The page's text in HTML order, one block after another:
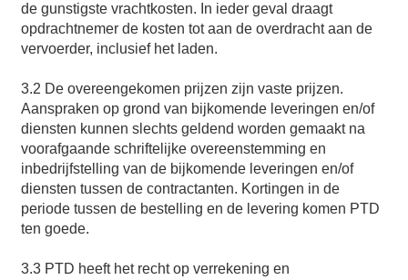
de gunstigste vrachtkosten. In ieder geval draagt
opdrachtnemer de kosten tot aan de overdracht aan de
vervoerder, inclusief het laden.
3.2 De overeengekomen prijzen zijn vaste prijzen.
Aanspraken op grond van bijkomende leveringen en/of
diensten kunnen slechts geldend worden gemaakt na
voorafgaande schriftelijke overeenstemming en
inbedrijfstelling van de bijkomende leveringen en/of
diensten tussen de contractanten. Kortingen in de
periode tussen de bestelling en de levering komen PTD
ten goede.
3.3 PTD heeft het recht op verrekening en